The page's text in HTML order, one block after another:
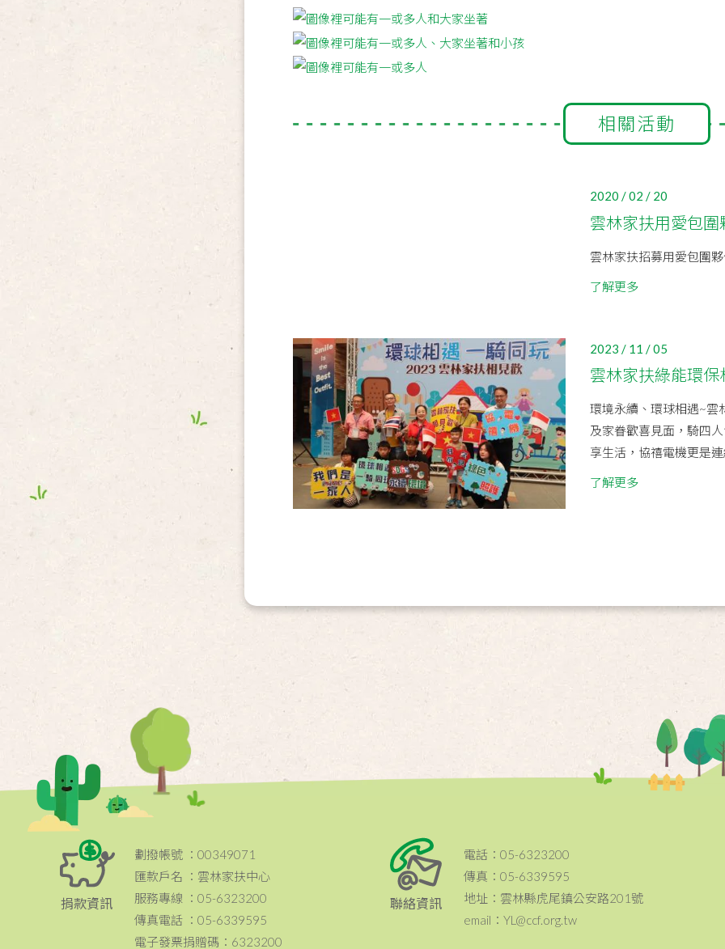
相關活動
2020 / 02 / 20
雲林家扶用愛包圍
雲林家扶招募用愛包圍
了解更多
2023 / 11 / 05
雲林家扶綠能環
環境永續、環球相遇~雲
及家眷歡喜見面，騎四
享生活，協禧電機更是
了解更多
捐款資訊
劃撥帳號 ：00349071
匯款戶名 ：雲林家扶中心
服務專線 ：05-6323200
傳真電話 ：05-6339595
電子發票捐贈碼：6323200
聯絡資訊
電話：05-6323200
傳真：05-6339595
地址：雲林縣虎尾鎮公安路201號
email：YL@ccf.org.tw